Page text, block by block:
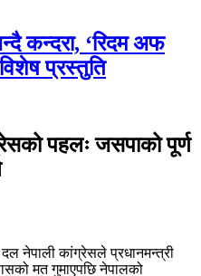
कन्दरा, ‘रिदम अफ
प्रस्तुति
पहलः जसपाको पूर्ण
नेपाली कांग्रेसले प्रधानमन्त्री
मत गुमाएपछि नेपालको